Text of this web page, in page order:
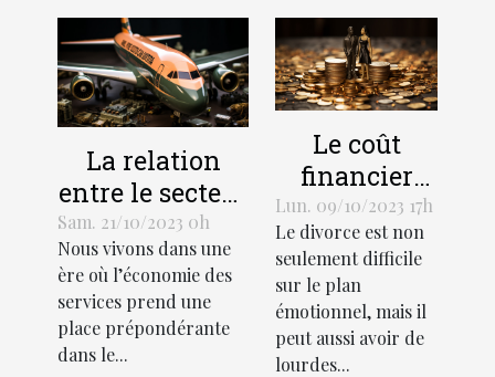
La relation
entre le secteur
des services et
le
développement
économique
Sam. 21/10/2023 0h
Nous vivons dans une
ère où l’économie des
services prend une
place prépondérante
dans le...
Le coût
financier
d'un divorce:
Comment
gérer votre
budget
Lun. 09/10/2023 17h
Le divorce est non
seulement difficile
sur le plan
émotionnel, mais il
peut aussi avoir de
lourdes...